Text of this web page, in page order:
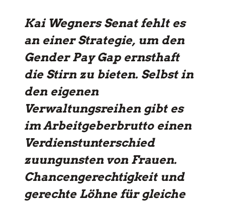
Kai Wegners Senat fehlt es
an einer Strategie, um den
Gender Pay Gap ernsthaft
die Stirn zu bieten. Selbst in
den eigenen
Verwaltungsreihen gibt es
im Arbeitgeberbrutto einen
Verdienstunterschied
zuungunsten von Frauen.
Chancengerechtigkeit und
gerechte Löhne für gleiche